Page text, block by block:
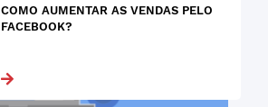
COMO AUMENTAR AS VENDAS PELO
FACEBOOK?